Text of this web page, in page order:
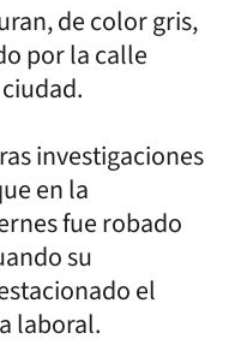
de color gris,
por la calle
investigaciones
en la
fue robado
su
el
laboral.